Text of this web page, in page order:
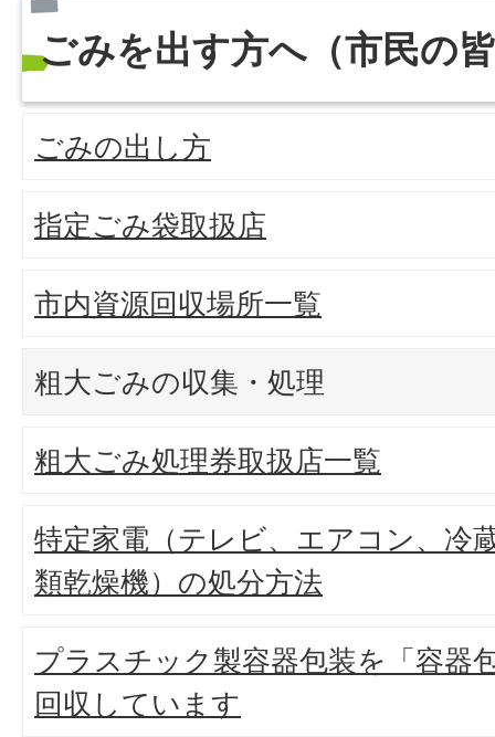
ごみを出す方へ（市民の
ごみの出し方
指定ごみ袋取扱店
市内資源回収場所一覧
粗大ごみの収集・処理
粗大ごみ処理券取扱店一覧
特定家電（テレビ、エアコン、冷
類乾燥機）の処分方法
プラスチック製容器包装を「容器
回収しています